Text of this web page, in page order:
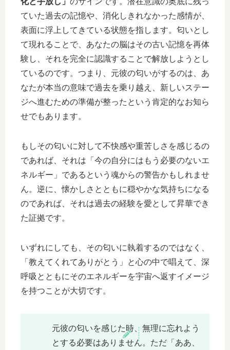
ていた過去の記憶や、消化しきれなかった感情が、
表面に浮上してきている状態を指します。匂いとし
て現れることで、あなたの脳はその古い記憶を再体
験し、それを完全に認識することで解放しようとし
ているのです。つまり、元彼の匂いがするのは、あ
なたが本当の意味で過去を乗り越え、新しいステー
ジへ進むための準備が整ったという肯定的なお知ら
せでもあります。
もしその匂いに対して不快感や重苦しさを感じるの
であれば、それは「今の自分にはもう必要のないエ
ネルギー」であるという魂からの警告かもしれませ
ん。逆に、懐かしさとともに穏やかな気持ちになる
のであれば、それは過去の経験を愛として昇華でき
た証拠です。
いずれにしても、その匂いに執着するのではなく、
「教えてくれてありがとう」と心の中で唱えて、深
呼吸とともにそのエネルギーを宇宙へ返すイメージ
を持つことが大切です。
元彼の匂いを感じた時、無理に忘れよう
とする必要はありません。ただ「ああ、